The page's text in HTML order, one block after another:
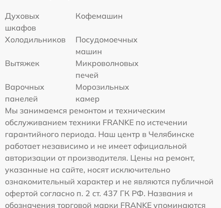
Духовых
шкафов
Кофемашин
Холодильников
Посудомоечных
машин
Вытяжек
Микроволновых
печей
Варочных
панелей
Морозильных
камер
Мы занимаемся ремонтом и техническим
обслуживанием техники FRANKE по истечении
гарантийного периода. Наш центр в Челябинске
работает независимо и не имеет официальной
авторизации от производителя. Цены на ремонт,
указанные на сайте, носят исключительно
ознакомительный характер и не являются публичной
офертой согласно п. 2 ст. 437 ГК РФ. Названия и
обозначения торговой марки FRANKE упоминаются